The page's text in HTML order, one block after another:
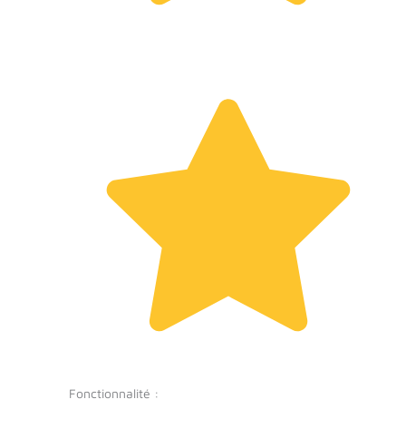
Fonctionnalité :